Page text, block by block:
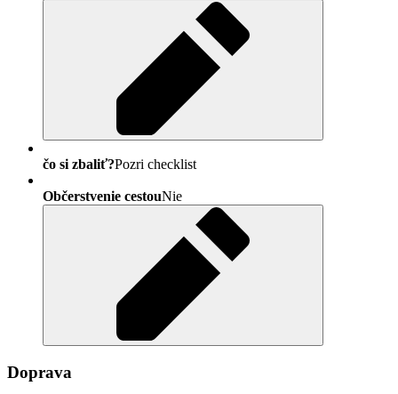
čo si zbaliť?Pozri checklist
Občerstvenie cestouNie
Doprava